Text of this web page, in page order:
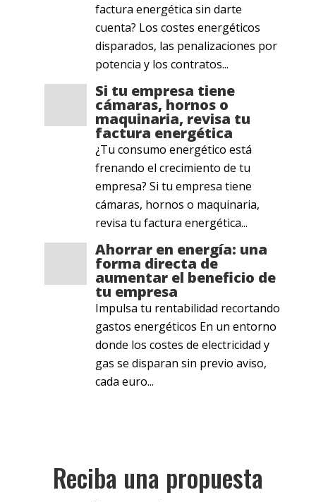
factura energética sin darte
cuenta? Los costes energéticos
disparados, las penalizaciones por
potencia y los contratos...
Si tu empresa tiene
cámaras, hornos o
maquinaria, revisa tu
factura energética
¿Tu consumo energético está
frenando el crecimiento de tu
empresa? Si tu empresa tiene
cámaras, hornos o maquinaria,
revisa tu factura energética...
Ahorrar en energía: una
forma directa de
aumentar el beneficio de
tu empresa
Impulsa tu rentabilidad recortando
gastos energéticos En un entorno
donde los costes de electricidad y
gas se disparan sin previo aviso,
cada euro...
Reciba una propuesta